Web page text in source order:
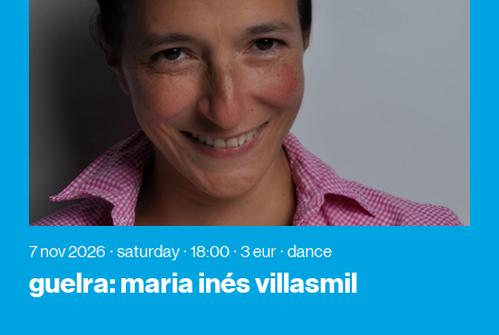
7 nov 2026 saturday 18:00 3 eur dance
guelra: maria inés villasmil